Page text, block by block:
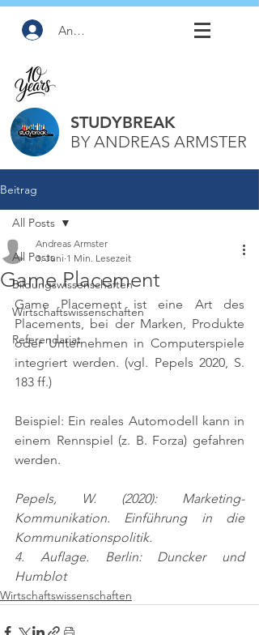
Anmelden
STUDYBREAK
BY ANDREAS ARMSTER
Beitrag
All Posts
Bildungswissenschaften
Wirtschaftswissenschaften
Referendariat
All Posts
Game Placement
Andreas Armster
3. Juni 1 Min. Lesezeit
Game Placement ist eine Art des
Placements, bei der Marken, Produkte
oder Unternehmen in Computerspiele
integriert werden. (vgl. Pepels 2020, S.
183 ff.)
Beispiel: Ein reales Automodell kann in
einem Rennspiel (z. B. Forza) gefahren
werden.
Pepels, W. (2020): Marketing-
Kommunikation. Einführung in die
Kommunikationspolitik.
4. Auflage. Berlin: Duncker und
Humblot
Wirtschaftswissenschaften